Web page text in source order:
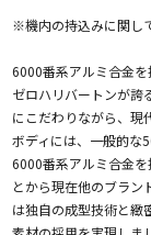
※機内の持込みに関し
6000番系アルミ合金
ゼロハリバートンが誇
にこだわりながら、現
ボディには、一般的な
6000番系アルミ合金
とから現在他のブラン
は独自の成型技術と緻